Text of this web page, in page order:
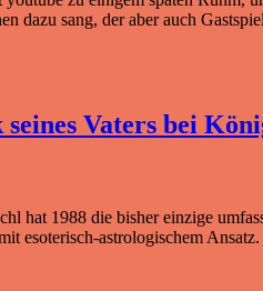
dazu sang, der aber auch
Vaters bei
hat 1988 die bisher einzige
esoterisch-astrologischem